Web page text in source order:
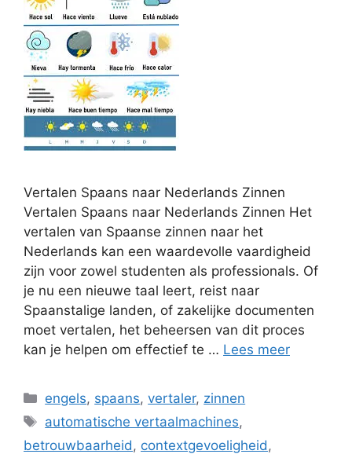
Vertalen Spaans naar Nederlands Zinnen
Vertalen Spaans naar Nederlands Zinnen Het
vertalen van Spaanse zinnen naar het
Nederlands kan een waardevolle vaardigheid
zijn voor zowel studenten als professionals. Of
je nu een nieuwe taal leert, reist naar
Spaanstalige landen, of zakelijke documenten
moet vertalen, het beheersen van dit proces
kan je helpen om effectief te … Lees meer
Categorieën
engels, spaans,vertaler, zinnen
Tags
automatische vertaalmachines,
betrouwbaarheid, contextgevoeligheid,